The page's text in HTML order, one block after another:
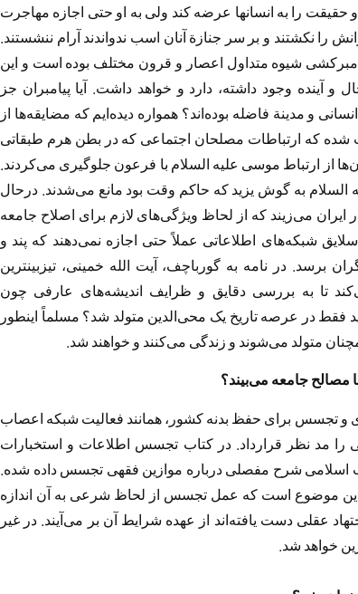
حقیقت را به انسانها عرضه کند ولی به او حتی اجازه مهاجرت
را نكشتند و بر سر جنازة آنان اسب ندواندند آرام ننشستند.
شیوه متداول اعصار و قرون مختلف بوده است و اين
آينده وجود داشته، دارد و خواهد داشت. آیا پیامبران جز
و مدينة فاضله بوده‌اند؟ همواره دیده‌ایم که مضایقه‌ها از
شده که ارتباطات مصلحان اجتماعی که در بطن هرم طبقاتی
از ارتباط موسی عليه السلام با فرعون جلوگیری می‌کردند.
السلام به گوش یزید که حاکم وقت بود مانع می‌شدند. درحال
می‌زیند که از لحاظ ویژگی‌های لازم برای اصلاح جامعه
شبکه‌های اطلاعاتی عملاً حتی اجازه نمی‌دهند که پند و
برسد. در نامه به گورباچف، آیت الله خمینی، تیزبینترین
تا به بررسی دقایق و ظرایف اندیشه‌های عارفی چون
فقط در عرصه تاریخ یک محی‌الدین متولد شد؟ مسلماً اینطور
متولد می‌شوند و زندگی می‌کنند و خواهند شد.
با مصالح جامعه می‌بیند؟
و تجسس برای حفظ بدنه کشور، همانند فعالیت شبکه اعصاب
را مد نظر قرارداد. در کتاب تجسس اطلاعات و استخبارات
اسلامی شرح مفصلی درباره موازین فقهی تجسس داده شده.
موضوع است که عمل تجسس از لحاظ شرعی به آن اندازه
عقلی دست یافته‌اند از عهده شرایط آن بر می‌آیند. در غیر
خواهد شد.